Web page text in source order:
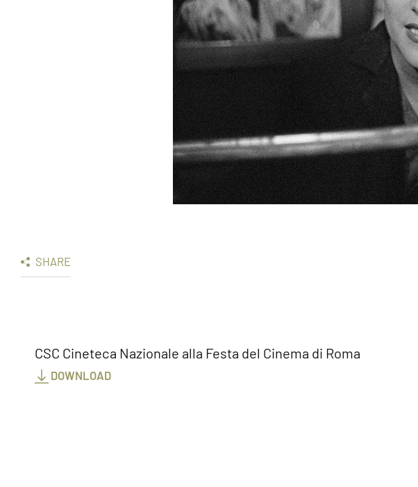
SHARE
CSC Cineteca Nazionale alla Festa del Cinema di Roma
DOWNLOAD